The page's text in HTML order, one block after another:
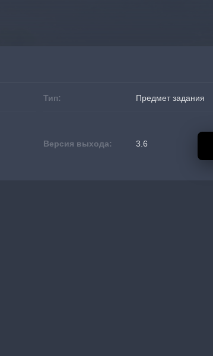
Тип: Предмет задания
Версия выхода: 3.6